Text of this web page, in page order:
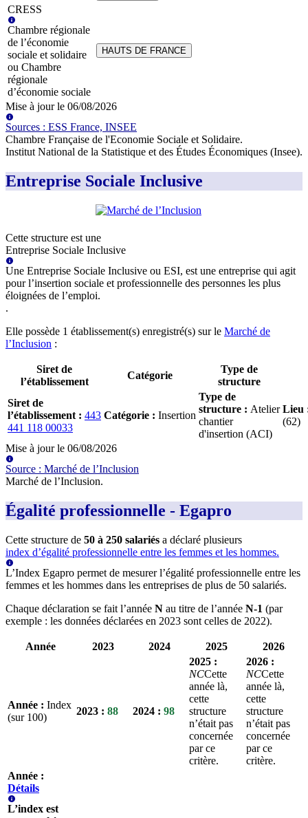
CRESS
Chambre régionale
de l’économie
sociale et solidaire
ou Chambre
régionale
d’économie sociale
HAUTS DE FRANCE
Mise à jour le 06/08/2026
Sources : ESS France, INSEE
Chambre Française de l'Economie Sociale et Solidaire.
Institut National de la Statistique et des Études Économiques (Insee).
Entreprise Sociale Inclusive
Cette structure est une
Entreprise Sociale Inclusive
Une Entreprise Sociale Inclusive ou ESI, est une entreprise qui agit
pour l’insertion sociale et professionnelle des personnes les plus
éloignées de l’emploi.
.
Elle possède 1 établissement(s) enregistré(s) sur le Marché de
l’Inclusion :
Siret de
l’établissement
Catégorie
Type de
structure
Siret de
l’établissement : 443
441 118 00033
Catégorie : Insertion
Type de
structure : Atelier
chantier
d'insertion (ACI)
Lieu
(62)
Mise à jour le 06/08/2026
Source : Marché de l’Inclusion
Marché de l’Inclusion.
Égalité professionnelle - Egapro
Cette structure de 50 à 250 salariés a déclaré plusieurs
index d’égalité professionnelle entre les femmes et les hommes.
L’Index Egapro permet de mesurer l’égalité professionnelle entre les
femmes et les hommes dans les entreprises de plus de 50 salariés.
Chaque déclaration se fait l’année N au titre de l’année N-1 (par
exemple : les données déclarées en 2023 sont celles de 2022).
Année 2023 2024 2025 2026
Année : Index
(sur 100)
2023 : 88 2024 : 98
2025 :
NCCette
année là,
cette
structure
n’était pas
concernée
par ce
critère.
2026 :
NCCette
année là,
cette
structure
n’était pas
concernée
par ce
critère.
Année :
Détails
L’index est